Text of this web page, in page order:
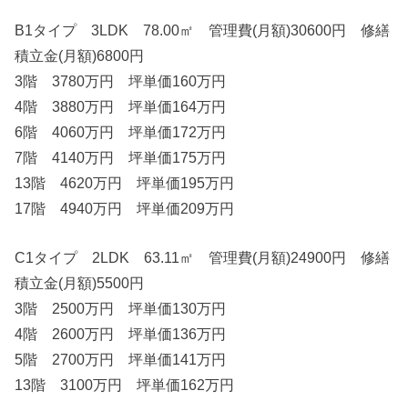
B1タイプ 3LDK 78.00㎡ 管理費(月額)30600円 修繕
積立金(月額)6800円
3階 3780万円 坪単価160万円
4階 3880万円 坪単価164万円
6階 4060万円 坪単価172万円
7階 4140万円 坪単価175万円
13階 4620万円 坪単価195万円
17階 4940万円 坪単価209万円
C1タイプ 2LDK 63.11㎡ 管理費(月額)24900円 修繕
積立金(月額)5500円
3階 2500万円 坪単価130万円
4階 2600万円 坪単価136万円
5階 2700万円 坪単価141万円
13階 3100万円 坪単価162万円